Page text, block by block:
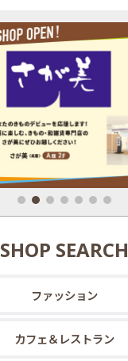
SHOP SEARCH
ファッション
カフェ＆レストラン